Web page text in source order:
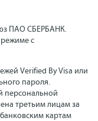
ПАО СБЕРБАНК.
с
Verified By Visa или
пароля.
персональной
третьим лицам за
картам